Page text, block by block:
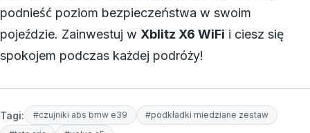
podnieść poziom bezpieczeństwa w swoim
pojeździe. Zainwestuj w Xblitz X6 WiFi i ciesz się
spokojem podczas każdej podróży!
Tagi: #czujniki abs bmw e39
#podkładki miedziane zestaw